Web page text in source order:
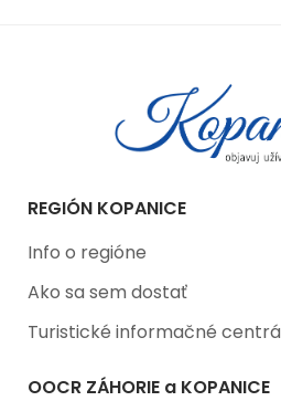
REGIÓN KOPANICE
Info o regióne
Ako sa sem dostať
Turistické informačné centrá
OOCR ZÁHORIE a KOPANICE